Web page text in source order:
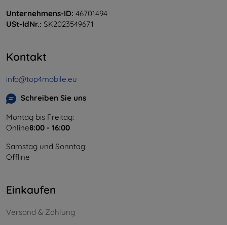
Unternehmens-ID: 46701494
USt-IdNr.: SK2023549671
Kontakt
info@top4mobile.eu
Schreiben Sie uns
Montag bis Freitag:
Online8:00 - 16:00
Samstag und Sonntag:
Offline
Einkaufen
Versand & Zahlung